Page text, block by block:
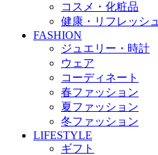
コスメ・化粧品
健康・リフレッシュ
FASHION
ジュエリー・時計
ウェア
コーディネート
春ファッション
夏ファッション
冬ファッション
LIFESTYLE
ギフト